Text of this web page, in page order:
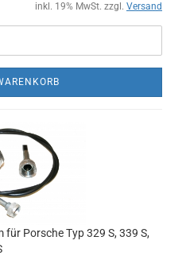
inkl. 19% MwSt. zzgl. Versand
Porsche Typ 329 S, 339 S,